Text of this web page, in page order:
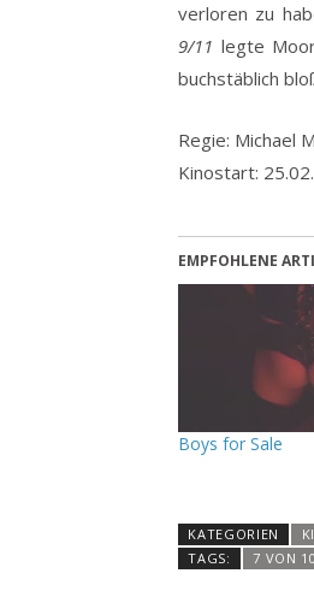
verloren zu
9/11 legte
buchstäblich
Regie: Michael
Kinostart:
EMPFOHLENE
Boys for Sale
KATEGORIEN
TAGS:
7 VON 10